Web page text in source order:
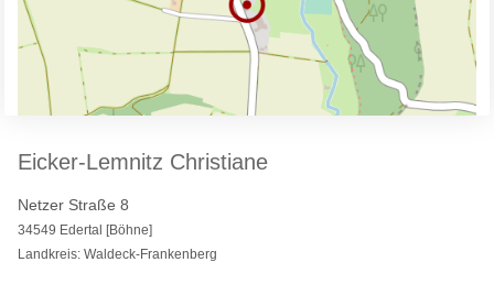
Eicker-Lemnitz Christiane
Netzer Straße 8
34549 Edertal [Böhne]
Landkreis: Waldeck-Frankenberg